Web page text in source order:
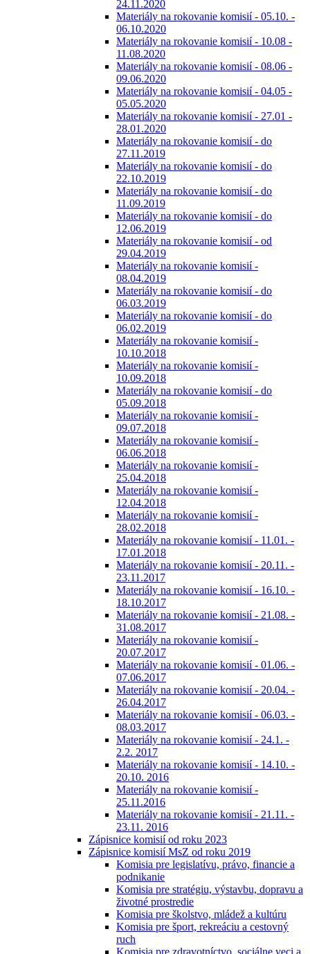
24.11.2020
Materiály na rokovanie komisií - 05.10. -
06.10.2020
Materiály na rokovanie komisií - 10.08 -
11.08.2020
Materiály na rokovanie komisií - 08.06 -
09.06.2020
Materiály na rokovanie komisií - 04.05 -
05.05.2020
Materiály na rokovanie komisií - 27.01 -
28.01.2020
Materiály na rokovanie komisií - do
27.11.2019
Materiály na rokovanie komisií - do
22.10.2019
Materiály na rokovanie komisií - do
11.09.2019
Materiály na rokovanie komisií - do
12.06.2019
Materiály na rokovanie komisií - od
29.04.2019
Materiály na rokovanie komisií -
08.04.2019
Materiály na rokovanie komisií - do
06.03.2019
Materiály na rokovanie komisií - do
06.02.2019
Materiály na rokovanie komisií -
10.10.2018
Materiály na rokovanie komisií -
10.09.2018
Materiály na rokovanie komisií - do
05.09.2018
Materiály na rokovanie komisií -
09.07.2018
Materiály na rokovanie komisií -
06.06.2018
Materiály na rokovanie komisií -
25.04.2018
Materiály na rokovanie komisií -
12.04.2018
Materiály na rokovanie komisií -
28.02.2018
Materiály na rokovanie komisií - 11.01. -
17.01.2018
Materiály na rokovanie komisií - 20.11. -
23.11.2017
Materiály na rokovanie komisií - 16.10. -
18.10.2017
Materiály na rokovanie komisií - 21.08. -
31.08.2017
Materiály na rokovanie komisií -
20.07.2017
Materiály na rokovanie komisií - 01.06. -
07.06.2017
Materiály na rokovanie komisií - 20.04. -
26.04.2017
Materiály na rokovanie komisií - 06.03. -
08.03.2017
Materiály na rokovanie komisií - 24.1. -
2.2. 2017
Materiály na rokovanie komisií - 14.10. -
20.10. 2016
Materiály na rokovanie komisií -
25.11.2016
Materiály na rokovanie komisií - 21.11. -
23.11. 2016
Zápisnice komisií od roku 2023
Zápisnice komisií MsZ od roku 2019
Komisia pre legislatívu, právo, financie a
podnikanie
Komisia pre stratégiu, výstavbu, dopravu a
životné prostredie
Komisia pre školstvo, mládež a kultúru
Komisia pre šport, rekreáciu a cestovný
ruch
Komisia pre zdravotníctvo, sociálne veci a